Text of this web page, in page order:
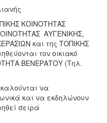
ΚΟΙΝΟΤΗΤΑΣ
ΑΥΓΕΝΙΚΗΣ,
και της ΤΟΠΙΚΗΣ
τον οικιακό
ΒΕΝΕΡΑΤΟΥ (Τηλ.
να
και να εκδηλώνουν
σειρά